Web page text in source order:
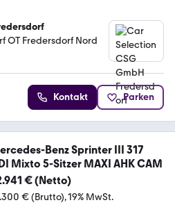
OT Fredersdorf Nord
Kontakt Parken
Benz Sprinter III 317
Mixto 5-Sitzer MAXI AHK CAM
€ (Netto)
€ (Brutto) 19% MwSt.